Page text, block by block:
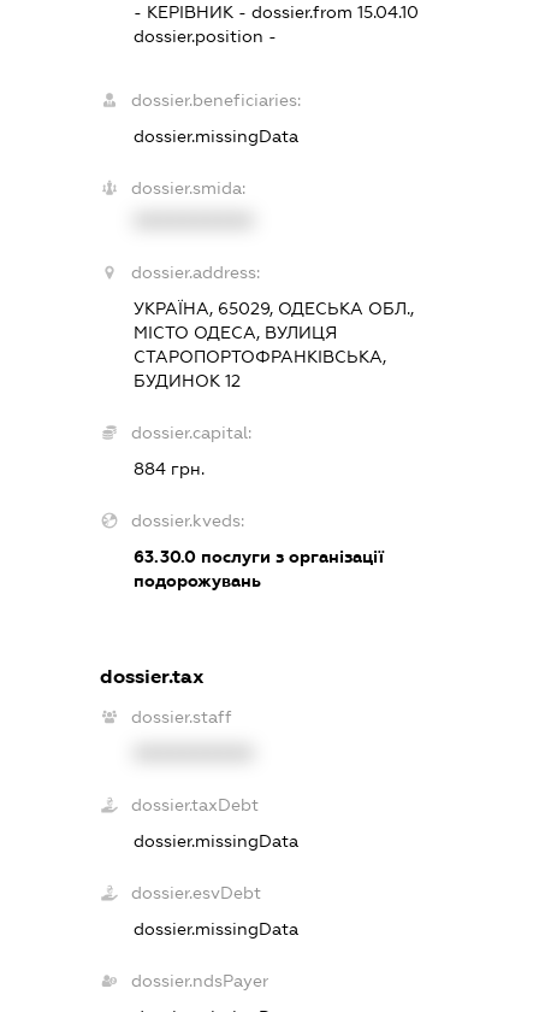
- КЕРІВНИК - dossier.from 15.04.10
dossier.position -
dossier.beneficiaries:
dossier.missingData
dossier.smida:
dossier.address:
УКРАЇНА, 65029, ОДЕСЬКА ОБЛ.,
МІСТО ОДЕСА, ВУЛИЦЯ
СТАРОПОРТОФРАНКІВСЬКА,
БУДИНОК 12
dossier.capital:
884 грн.
dossier.kveds:
63.30.0 послуги з організації
подорожувань
dossier.tax
dossier.staff
dossier.taxDebt
dossier.missingData
dossier.esvDebt
dossier.missingData
dossier.ndsPayer